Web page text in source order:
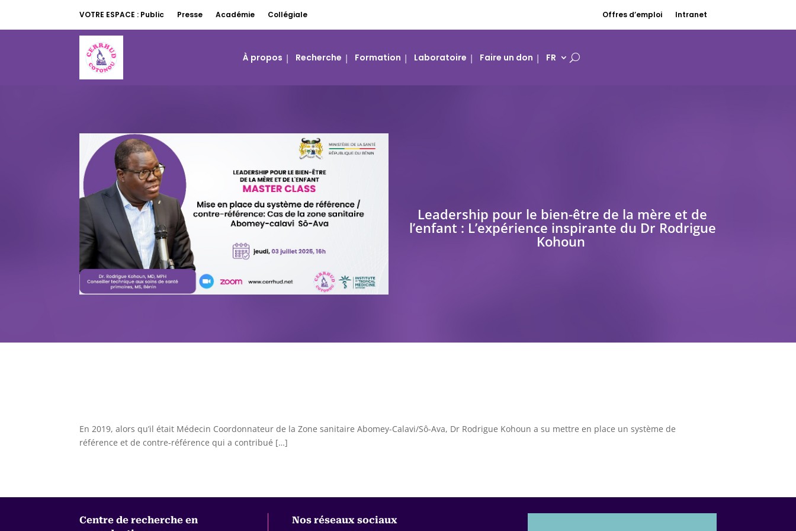
VOTRE ESPACE : Public Presse Académie Collégiale Offres d’emploi Intranet
À propos Recherche Formation Laboratoire Faire un don FR
Leadership pour le bien-être de la mère et de
l’enfant : L’expérience inspirante du Dr Rodrigue
Kohoun
En 2019, alors qu’il était Médecin Coordonnateur de la Zone sanitaire Abomey-Calavi/Sô-Ava, Dr Rodrigue Kohoun a su mettre en place un système de
référence et de contre-référence qui a contribué […]
Centre de recherche en
Nos réseaux sociaux